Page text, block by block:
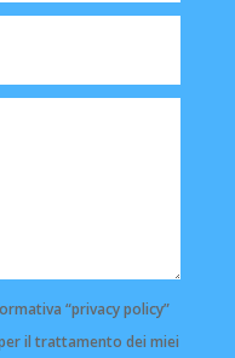
“privacy policy”
il trattamento dei miei